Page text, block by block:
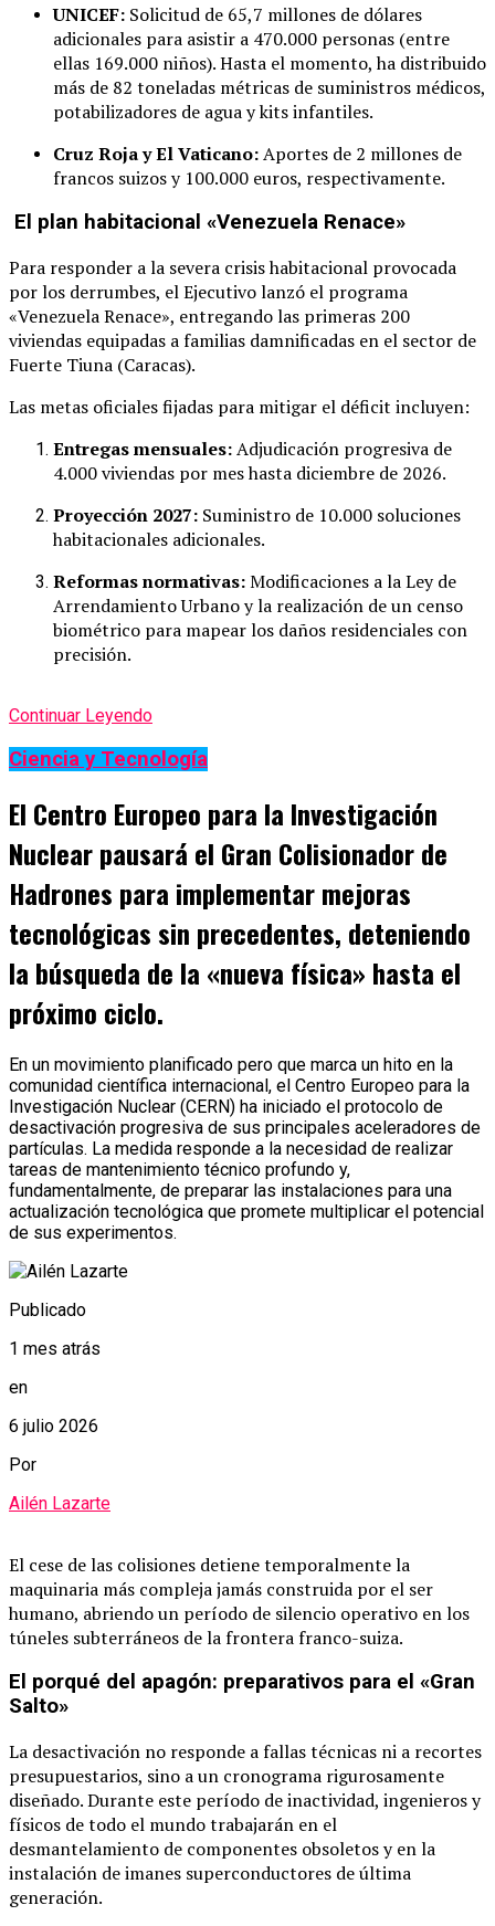
UNICEF: Solicitud de 65,7 millones de dólares
adicionales para asistir a 470.000 personas (entre
ellas 169.000 niños). Hasta el momento, ha distribuido
más de 82 toneladas métricas de suministros médicos,
potabilizadores de agua y kits infantiles.
Cruz Roja y El Vaticano:Aportes de 2 millones de
francos suizos y 100.000 euros, respectivamente.
El plan habitacional «Venezuela Renace»
Para responder a la severa crisis habitacional provocada
por los derrumbes, el Ejecutivo lanzó el programa
«Venezuela Renace», entregando las primeras 200
viviendas equipadas a familias damnificadas en el sector de
Fuerte Tiuna (Caracas).
Las metas oficiales fijadas para mitigar el déficit incluyen:
Entregas mensuales:Adjudicación progresiva de
4.000 viviendas por mes hasta diciembre de 2026.
Proyección 2027: Suministro de 10.000 soluciones
habitacionales adicionales.
Reformas normativas:Modificaciones a la Ley de
Arrendamiento Urbano y la realización de un censo
biométrico para mapear los daños residenciales con
precisión.
Continuar Leyendo
Ciencia y Tecnología
El Centro Europeo para la Investigación
Nuclear pausará el Gran Colisionador de
Hadrones para implementar mejoras
tecnológicas sin precedentes, deteniendo
la búsqueda de la «nueva física» hasta el
próximo ciclo.
En un movimiento planificado pero que marca un hito en la
comunidad científica internacional, el Centro Europeo para la
Investigación Nuclear (CERN) ha iniciado el protocolo de
desactivación progresiva de sus principales aceleradores de
partículas. La medida responde a la necesidad de realizar
tareas de mantenimiento técnico profundo y,
fundamentalmente, de preparar las instalaciones para una
actualización tecnológica que promete multiplicar el potencial
de sus experimentos.
Publicado
1 mes atrás
en
6 julio 2026
Por
Ailén Lazarte
El cese de las colisiones detiene temporalmente la
maquinaria más compleja jamás construida por el ser
humano, abriendo un período de silencio operativo en los
túneles subterráneos de la frontera franco-suiza.
El porqué del apagón: preparativos para el «Gran
Salto»
La desactivación no responde a fallas técnicas ni a recortes
presupuestarios, sino a un cronograma rigurosamente
diseñado. Durante este período de inactividad, ingenieros y
físicos de todo el mundo trabajarán en el
desmantelamiento de componentes obsoletos y en la
instalación de imanes superconductores de última
generación.